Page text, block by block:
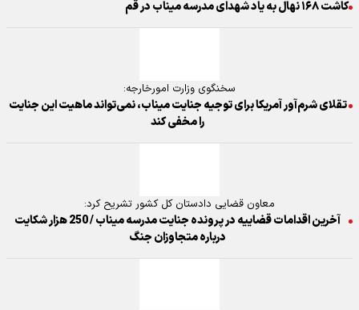
کاشت ۱۶۸ نهال به یاد شهدای مدرسه میناب در قم
سخنگوی وزارت امورخارجه:
تقلای شرم‌آور آمریکا برای توجیه جنایت میناب، نمی‌تواند ماهیت این جنایت
را مخفی کند
معاون قضایی دادستان کل کشور تشریح کرد:
آخرین اقدامات قضاییه در پرونده جنایت مدرسه میناب / 250 هزار شکایت
درباره متجاوزان جنگ